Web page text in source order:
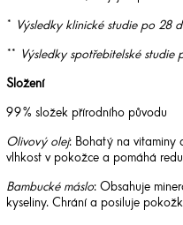
* Výsledky klinické studie po 28
** Výsledky spotřebitelské studie
Složení
99 % složek přírodního původu
Olivový olej: Bohatý na vitaminy
vlhkost v pokožce a pomáhá
Bambucké máslo: Obsahuje
kyseliny. Chrání a posiluje